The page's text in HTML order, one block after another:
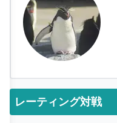
レーティング対戦